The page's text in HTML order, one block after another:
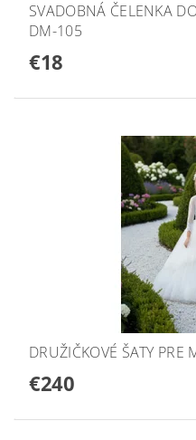
SVADOBNÁ ČELENKA
DM-105
€18
DRUŽIČKOVÉ ŠATY
€240